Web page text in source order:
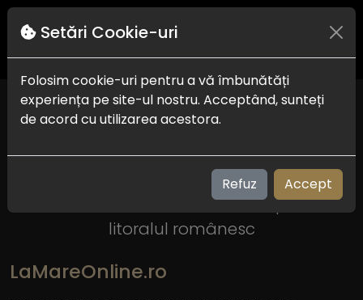
Bine ai venit pe
LaMareOnline
Platforma de rezervări directe pentru
litoralul românesc
LaMareOnline.ro
Setări Cookie-uri
Folosim cookie-uri pentru a vă îmbunătăți
experiența pe site-ul nostru. Acceptând, sunteți
de acord cu utilizarea acestora.
Refuz Accept